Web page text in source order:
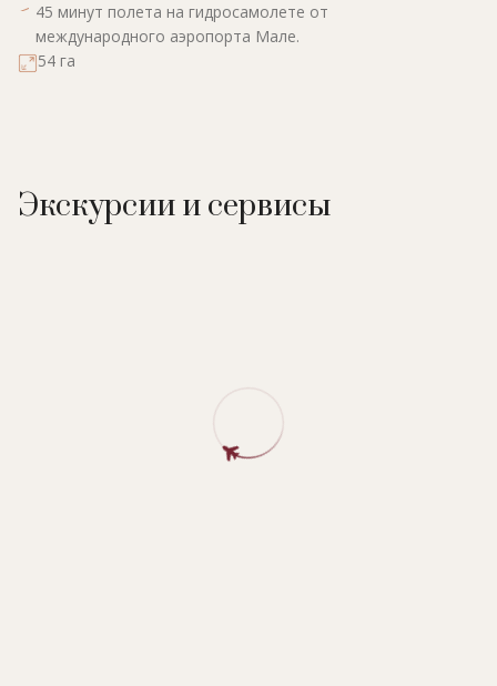
45 минут полета на гидросамолете от
международного аэропорта Мале.
54 га
Экскурсии и сервисы